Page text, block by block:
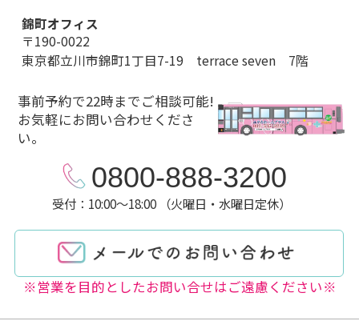
錦町オフィス
〒190-0022
東京都立川市錦町1丁目7-19 terrace seven 7階
事前予約で22時までご相談可能!
お気軽にお問い合わせくださ
い。
0800-888-3200
受付：10:00～18:00 （火曜日・水曜日定休）
※営業を目的としたお問い合せはご遠慮ください※